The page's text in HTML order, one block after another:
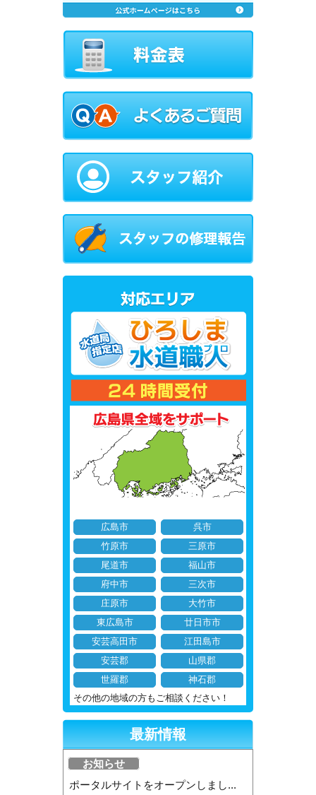
広島市
呉市
竹原市
三原市
尾道市
福山市
府中市
三次市
庄原市
大竹市
東広島市
廿日市市
安芸高田市
江田島市
安芸郡
山県郡
世羅郡
神石郡
その他の地域の方もご相談ください！
最新情報
お知らせ
ポータルサイトをオープンしまし...